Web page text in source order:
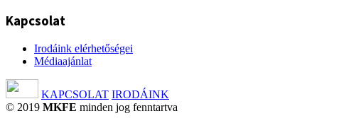
Kapcsolat
Irodáink elérhetőségei
Médiaajánlat
KAPCSOLAT IRODÁINK
© 2019 MKFE minden jog fenntartva